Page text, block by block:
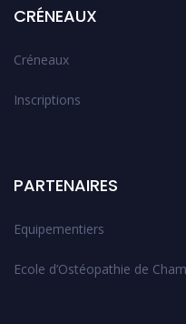
CRÉNEAUX
Créneaux
Inscriptions
PARTENAIRES
Equipementiers
Ecole d’Ostéopathie de